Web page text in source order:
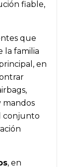
fiable,
que
la familia
en
mandos
conjunto
, en